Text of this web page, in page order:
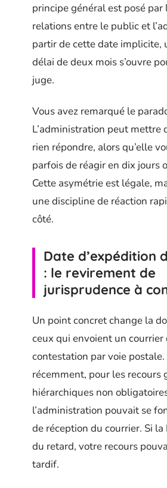
principe général est posé par
relations entre le public et
partir de cette date implicite,
délai de deux mois s’ouvre
juge.
Vous avez remarqué le
L’administration peut mettre
rien répondre, alors qu’elle
parfois de réagir en dix jours
Cette asymétrie est légale,
une discipline de réaction
côté.
Date d’expédition
: le revirement de
jurisprudence à
Un point concret change la
ceux qui envoient un courrier
contestation par voie postale.
récemment, pour les recours
hiérarchiques non
l’administration pouvait se
de réception du courrier. Si
du retard, votre recours
tardif.